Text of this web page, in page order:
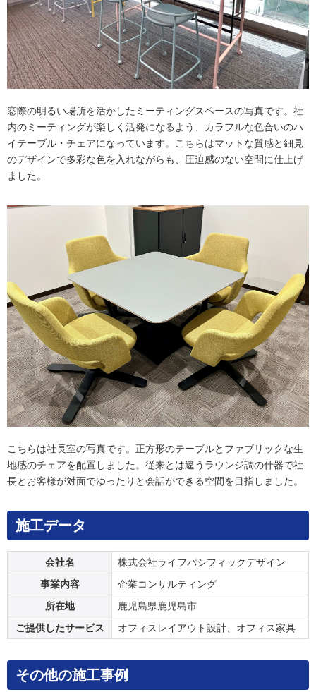
窓際の明るい場所を活かしたミーティングスペースの写真です。社
内のミーティングが楽しく活発になるよう、カラフルな色合いのハ
イテーブル・チェアになっています。こちらはマットな質感と細見
のデザインで多彩な色を入れながらも、圧迫感のない空間に仕上げ
ました。
こちらは社長室の写真です。正方形のテーブルとファブリックな生
地感のチェアを配置しました。従来とは違うラウンジ調の什器で社
長とお客様が対面でゆったりと会話ができる空間を目指しました。
施工データ
会社名
株式会社ライフパシフィックデザイン
事業内容
企業コンサルティング
所在地
鹿児島県鹿児島市
ご提供したサービス
オフィスレイアウト設計、オフィス家具
その他の施工事例